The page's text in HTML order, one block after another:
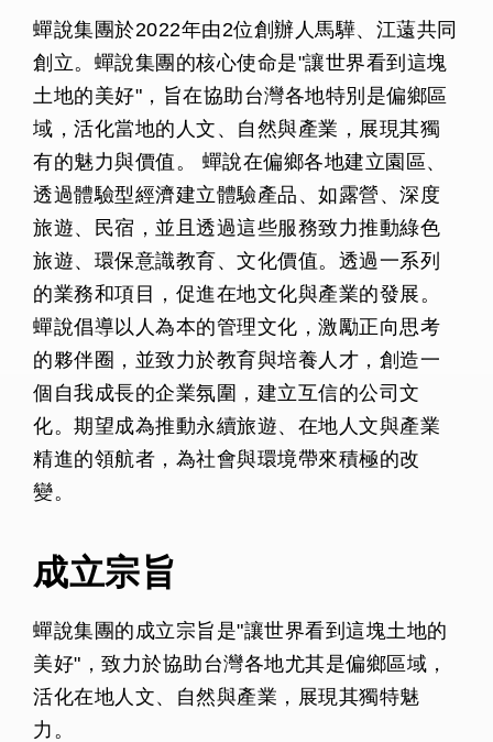
蟬說集團於2022年由2位創辦人馬驊、江薳共同
創立。蟬說集團的核心使命是"讓世界看到這塊
土地的美好"，旨在協助台灣各地特別是偏鄉區
域，活化當地的人文、自然與產業，展現其獨
有的魅力與價值。 蟬說在偏鄉各地建立園區、
透過體驗型經濟建立體驗產品、如露營、深度
旅遊、民宿，並且透過這些服務致力推動綠色
旅遊、環保意識教育、文化價值。透過一系列
的業務和項目，促進在地文化與產業的發展。
蟬說倡導以人為本的管理文化，激勵正向思考
的夥伴圈，並致力於教育與培養人才，創造一
個自我成長的企業氛圍，建立互信的公司文
化。期望成為推動永續旅遊、在地人文與產業
精進的領航者，為社會與環境帶來積極的改
變。
成立宗旨
蟬說集團的成立宗旨是"讓世界看到這塊土地的
美好"，致力於協助台灣各地尤其是偏鄉區域，
活化在地人文、自然與產業，展現其獨特魅
力。